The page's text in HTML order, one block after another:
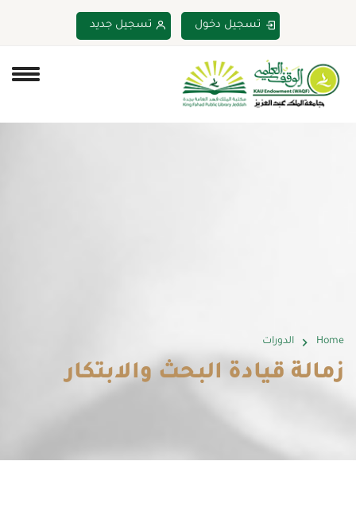
تسجيل دخول تسجيل جديد
Home الدورات
زمالة قيادة البحث والابتكار